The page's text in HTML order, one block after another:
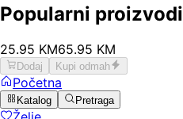
Popularni proizvodi
25.95 KM65.95 KM
Dodaj Kupi odmah
Početna
Katalog Pretraga